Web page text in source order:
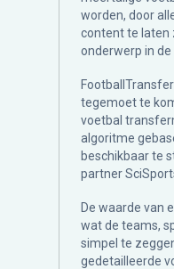
worden, door
content te laten
onderwerp in
tegemoet te
voetbal
algoritme
beschikbaar te
partner
De waarde van
wat de teams,
simpel te
gedetailleerde